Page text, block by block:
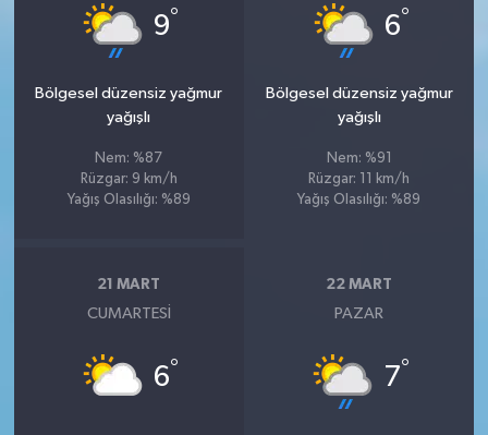
9°
Bölgesel düzensiz yağmur
yağışlı
Nem: %87
Rüzgar: 9 km/h
Yağış Olasılığı: %89
6°
Bölgesel düzensiz yağmur
yağışlı
Nem: %91
Rüzgar: 11 km/h
Yağış Olasılığı: %89
21 MART
CUMARTESI
6°
22 MART
PAZAR
7°